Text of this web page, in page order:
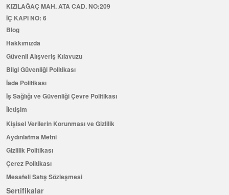
KIZILAĞAÇ MAH. ATA CAD. NO:209
İÇ KAPI NO: 6
Blog
Hakkımızda
Güvenli Alışveriş Kılavuzu
Bilgi Güvenliği Politikası
İade Politikası
İş Sağlığı ve Güvenliği Çevre Politikası
İletişim
Kişisel Verilerin Korunması ve Gizlilik
Aydınlatma Metni
Gizlilik Politikası
Çerez Politikası
Mesafeli Satış Sözleşmesi
Sertifikalar